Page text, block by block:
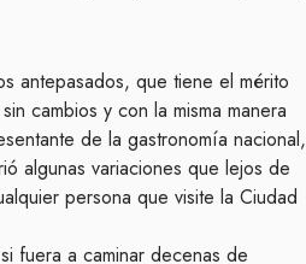
antepasados, que tiene el mérito
cambios y con la misma manera
de la gastronomía nacional,
algunas variaciones que lejos de
persona que visite la Ciudad
fuera a caminar decenas de